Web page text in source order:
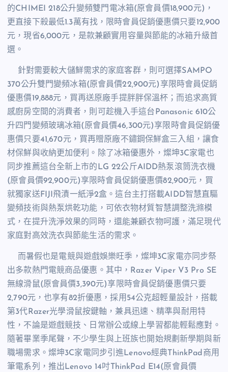
的CHIMEI 218公升變頻雙門電冰箱(原會員價18,900元) ，
更直接下殺最低1.3萬有找，限時會員促銷優惠價只要12,900
元，現省6,000元，是款兼顧實用容量與節能的冰箱升級首
選。
針對需要較大儲鮮需求的家庭客群，則可選擇SAMPO
370公升雙門變頻冰箱(原會員價22,900元) 享限時會員促銷
優惠價19,888元，買再送原廠手提胖胖保溫杯；而追求高質
感廚房空間的消費者，則可趁機入手這台Panasonic 610公
升四門變頻玻璃冰箱(原會員價46,300元)享限時會員促銷優
惠價只要41,670元，買再贈原廠不鏽鋼保鮮盒三入組，讓食
材保鮮與收納更加便利。除了冰箱優惠外，燦坤3C家電也
同步推薦這台全新上市的LG 22公斤AIDD熱泵滾筒洗衣機
(原會員價92,900元)享限時會員促銷優惠價82,900元，買
就獨家送FIJI飛漬一紙淨2盒。這台主打搭載AIDD智慧直驅
變頻技術與熱泵烘乾功能，可依衣物材質智慧調整洗滌模
式，在提升洗淨效果的同時，還能兼顧衣物呵護，滿足現代
家庭對高效洗衣與節能生活的需求。
而暑假也是電競與遊戲娛樂旺季，燦坤3C家電亦同步祭
出多款熱門電競商品優惠。其中， Razer Viper V3 Pro SE
無線滑鼠(原會員價3,390元)享限時會員促銷優惠價只要
2,790元，也享有 82折優惠，採用 54公克超輕量設計，搭載
第3代Razer光學滑鼠按鍵軸，兼具迅速、精準與耐用特
性，不論是遊戲競技、日常辦公或線上學習都能輕鬆應對。
隨著畢業季尾聲，不少學生與上班族也開始規劃新學期與新
職場需求。燦坤3C家電同步引進Lenovo經典ThinkPad 商用
筆電系列，推出Lenovo 14吋 ThinkPad E14(原會員價